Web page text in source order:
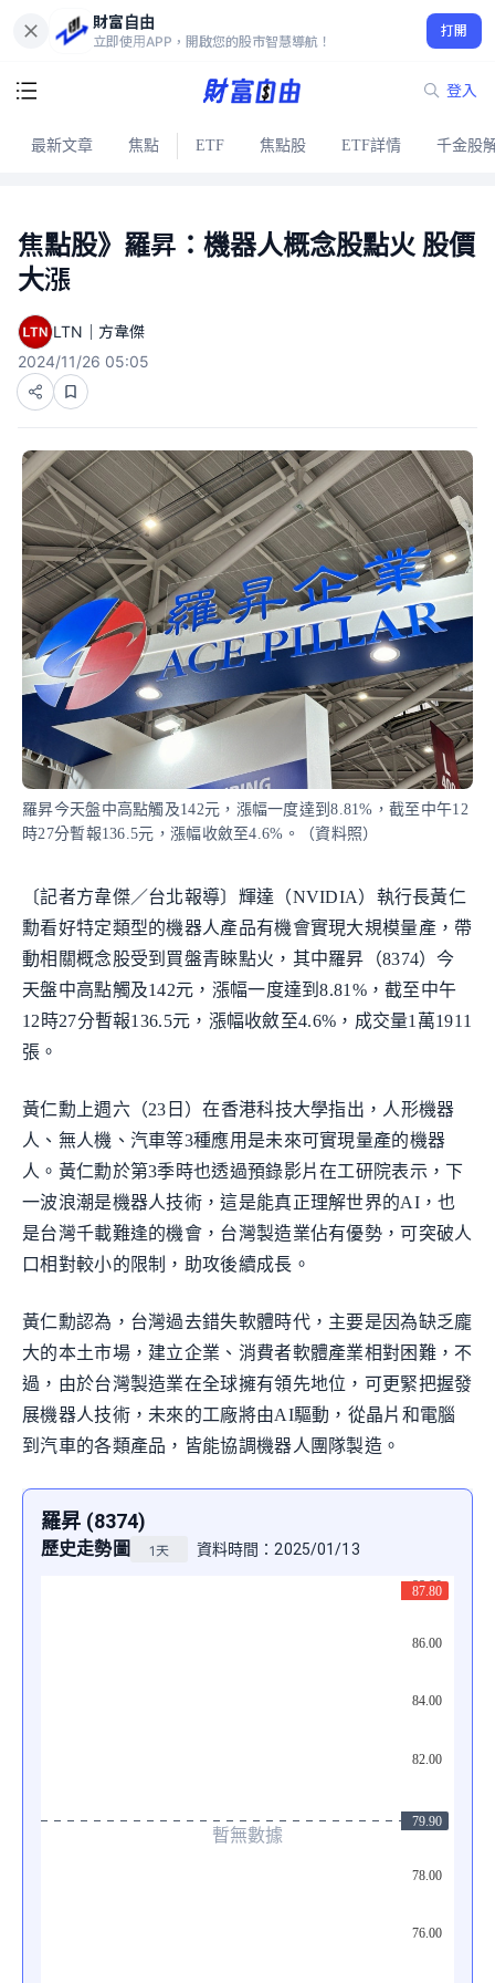
財富自由
立即使用APP，開啟您的股市智慧導航！
打開
登入
最新文章 焦點 ETF 焦點股 ETF詳情 千金股
焦點股》羅昇：機器人概念股點火 股價
大漲
LTN｜方韋傑
2024/11/26 05:05
羅昇今天盤中高點觸及142元，漲幅一度達到8.81%，截至中午12
時27分暫報136.5元，漲幅收斂至4.6%。（資料照）
〔記者方韋傑／台北報導〕輝達（NVIDIA）執行長黃仁
勳看好特定類型的機器人產品有機會實現大規模量產，帶
動相關概念股受到買盤青睞點火，其中羅昇（8374）今
天盤中高點觸及142元，漲幅一度達到8.81%，截至中午
12時27分暫報136.5元，漲幅收斂至4.6%，成交量1萬1911
張。
黃仁勳上週六（23日）在香港科技大學指出，人形機器
人、無人機、汽車等3種應用是未來可實現量產的機器
人。黃仁勳於第3季時也透過預錄影片在工研院表示，下
一波浪潮是機器人技術，這是能真正理解世界的AI，也
是台灣千載難逢的機會，台灣製造業佔有優勢，可突破人
口相對較小的限制，助攻後續成長。
黃仁勳認為，台灣過去錯失軟體時代，主要是因為缺乏龐
大的本土市場，建立企業、消費者軟體產業相對困難，不
過，由於台灣製造業在全球擁有領先地位，可更緊把握發
展機器人技術，未來的工廠將由AI驅動，從晶片和電腦
到汽車的各類產品，皆能協調機器人團隊製造。